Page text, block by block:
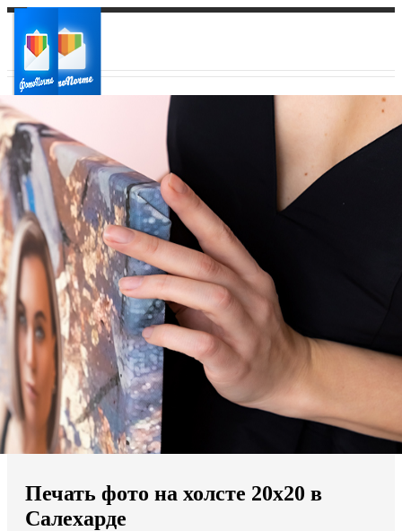
Ваш город:
Ваш регион доставки
Выберите из списка:
Мы доставляем по всему миру
Продолжить без города
Печать фото на холсте 20х20 в
Салехарде